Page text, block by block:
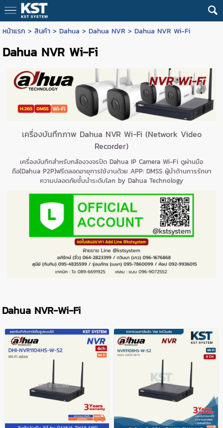
หน้าแรก > สินค้า> Dahua > Dahua NVR > Dahua NVR Wi-Fi
Dahua NVR Wi-Fi
เครื่องบันทึกภาพ Dahua NVR Wi-Fi (Network Video
Recorder)
เครื่องบันทึกสำหรับกล้องวงจรปิด Dahua IP Camera Wi-Fi ดูผ่านมือ
ถือ(Dahua P2P)ฟรีตลอดอายุการใช้งานด้วย APP: DMSS ผู้นำด้านการรักษา
ความปลอดภัยชั้นนำระดับโลก by Dahua Technology
Dahua NVR-Wi-Fi